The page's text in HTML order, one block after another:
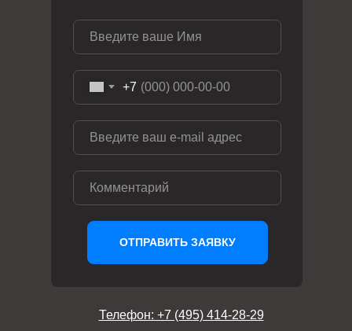
+7
ОТПРАВИТЬ ЗАЯВКУ
Телефон: +7 (495) 414-28-29